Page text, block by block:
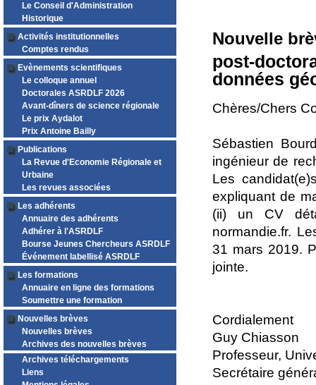
Le Conseil d'Administration
Historique
Activités institutionnelles
Comptes rendus
Evènements scientifiques
Le colloque annuel
Doctorales ASRDLF 2026
Avant-dîners de science régionale
Le prix Aydalot
Prix Antoine Bailly
Publications
La Revue d'Economie Régionale et
Urbaine
Les revues associées
Les adhérents
Annuaire des adhérents
Adhérer à l'ASRDLF
Bourse Jeunes Chercheurs ASRDLF
Événement labellisé ASRDLF
Les formations
Annuaire en ligne des formations
Soumettre une formation
Nouvelles brèves
Nouvelles brèves
Archives des nouvelles brèves
Archives téléchargements
Liens
Nouvelle
post-
données
Chères/Chers
Sébastien
ingénieur de
Les
expliquant de
(ii) un CV
normandie.fr.
31 mars 2019.
jointe.
Cordialement
Guy Chiasson
Professeur,
Secrétaire